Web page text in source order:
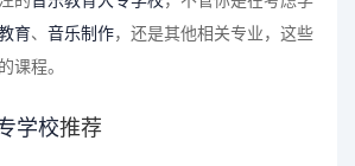
育、 音乐制作，还是其他相关专业，这些
课程。
学校推荐